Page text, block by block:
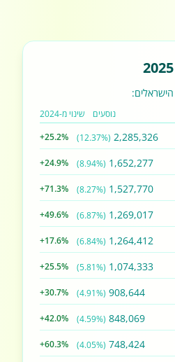
הישראלים:
נוסעים שינוי מ-2024
2,285,326
(12.37%)
+25.2%
1,652,277
(8.94%)
+24.9%
1,527,770
(8.27%)
+71.3%
1,269,017
(6.87%)
+49.6%
1,264,412
(6.84%)
+17.6%
1,074,333
(5.81%)
+25.5%
908,644
(4.91%)
+30.7%
848,069
(4.59%)
+42.0%
748,424
(4.05%)
+60.3%